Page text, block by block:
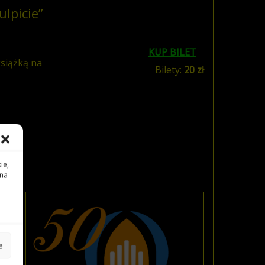
na
KUP BILET
Bilety: 20 zł